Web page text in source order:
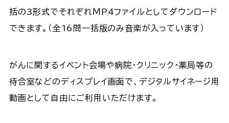
括の3形式でそれぞれＭＰ4ファイルとしてダウンロード
できます。（全16問一括版のみ音楽が入っています）
がんに関するイベント会場や病院・クリニック・薬局等の
待合室などのディスプレイ画面で、デジタルサイネージ用
動画として自由にご利用いただけます。